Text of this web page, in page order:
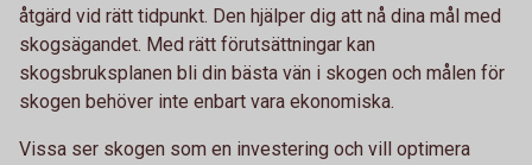
åtgärd vid rätt tidpunkt. Den hjälper dig att nå dina mål med
skogsägandet. Med rätt förutsättningar kan
skogsbruksplanen bli din bästa vän i skogen och målen för
skogen behöver inte enbart vara ekonomiska.
Vissa ser skogen som en investering och vill optimera